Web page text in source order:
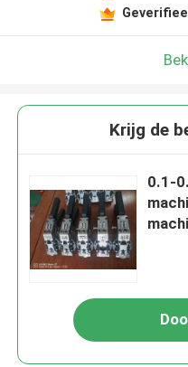
Krijg de
0.1-